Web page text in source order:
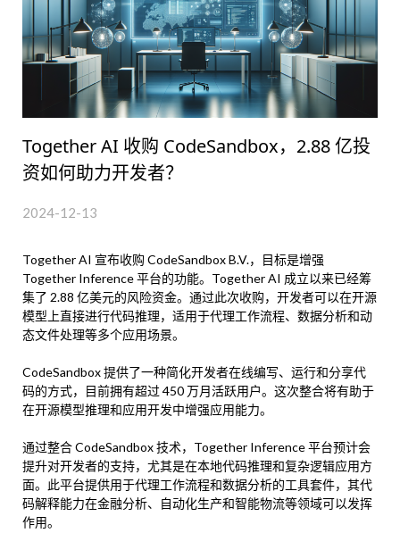
Together AI 收购 CodeSandbox，2.88 亿投
资如何助力开发者？
2024-12-13
Together AI 宣布收购 CodeSandbox B.V.，目标是增强
Together Inference 平台的功能。Together AI 成立以来已经筹
集了 2.88 亿美元的风险资金。通过此次收购，开发者可以在开源
模型上直接进行代码推理，适用于代理工作流程、数据分析和动
态文件处理等多个应用场景。
CodeSandbox 提供了一种简化开发者在线编写、运行和分享代
码的方式，目前拥有超过 450 万月活跃用户。这次整合将有助于
在开源模型推理和应用开发中增强应用能力。
通过整合 CodeSandbox 技术，Together Inference 平台预计会
提升对开发者的支持，尤其是在本地代码推理和复杂逻辑应用方
面。此平台提供用于代理工作流程和数据分析的工具套件，其代
码解释能力在金融分析、自动化生产和智能物流等领域可以发挥
作用。